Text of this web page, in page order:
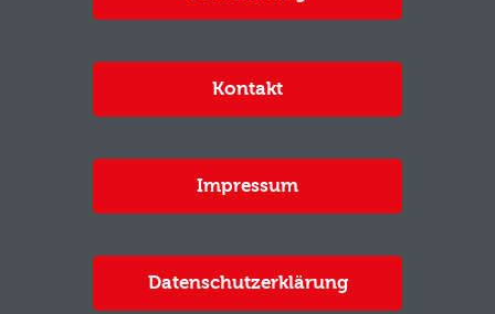
Kontakt
Impressum
Datenschutzerklärung